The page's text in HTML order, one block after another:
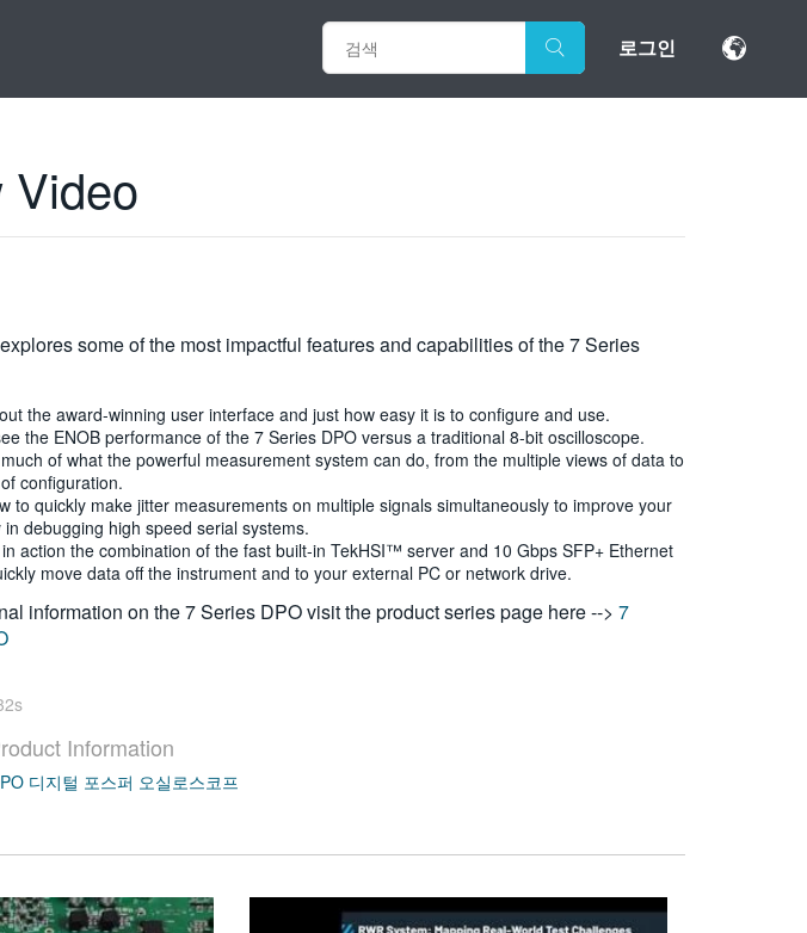
로그인
Video
some of the most impactful features and capabilities of the 7 Series
the award-winning user interface and just how easy it is to configure and use.
the ENOB performance of the 7 Series DPO versus a traditional 8-bit oscilloscope.
of what the powerful measurement system can do, from the multiple views of data to
configuration.
to quickly make jitter measurements on multiple signals simultaneously to improve your
in debugging high speed serial systems.
action the combination of the fast built-in TekHSI™ server and 10 Gbps SFP+ Ethernet
move data off the instrument and to your external PC or network drive.
information on the 7 Series DPO visit the product series page here --> 7
Information
디지털 포스퍼 오실로스코프